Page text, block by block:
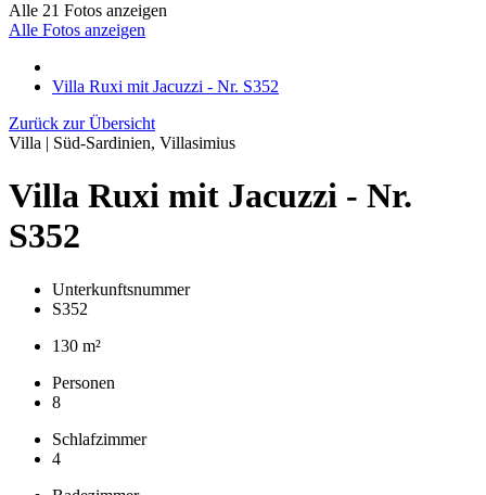
Alle 21 Fotos anzeigen
Alle Fotos anzeigen
Villa Ruxi mit Jacuzzi - Nr. S352
Zurück zur Übersicht
Villa | Süd-Sardinien, Villasimius
Villa Ruxi mit Jacuzzi - Nr.
S352
Unterkunftsnummer
S352
130 m²
Personen
8
Schlafzimmer
4